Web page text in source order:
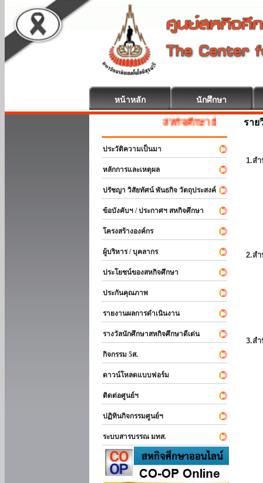
หน้าหลัก นักศึกษา
สหกิจศึกษา ยินดีต้อนรับ
ประวัติความเป็นมา
หลักการและเหตุผล
ปรัชญา วิสัยทัศน์ พันธกิจ วัตถุประสงค์
ข้อบังคับฯ / ประกาศฯ สหกิจศึกษา
โครงสร้างองค์กร
ผู้บริหาร / บุคลากร
ประโยชน์ของสหกิจศึกษา
ประกันคุณภาพ
รายงานผลการดำเนินงาน
รางวัลนักศึกษาสหกิจศึกษาดีเด่น
กิจกรรม 5ส.
ดาวน์โหลดแบบฟอร์ม
ติดต่อศูนย์ฯ
ปฏิทินกิจกรรมศูนย์ฯ
ระบบสารบรรณ มทส.
ราย
1.ส
2.ส
3.ส